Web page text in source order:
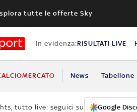
tutte le offerte Sky
In evidenza:RISULTATI LIVE
News Tabellone
tutto live: seguici su Google